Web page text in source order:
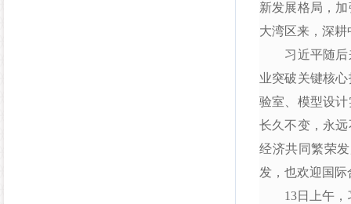
新发展格局，
大湾区来，深
习近平随后来
业突破关键核
验室、模型设
长久不变，永
经济共同繁荣
发，也欢迎国
13日上午，习